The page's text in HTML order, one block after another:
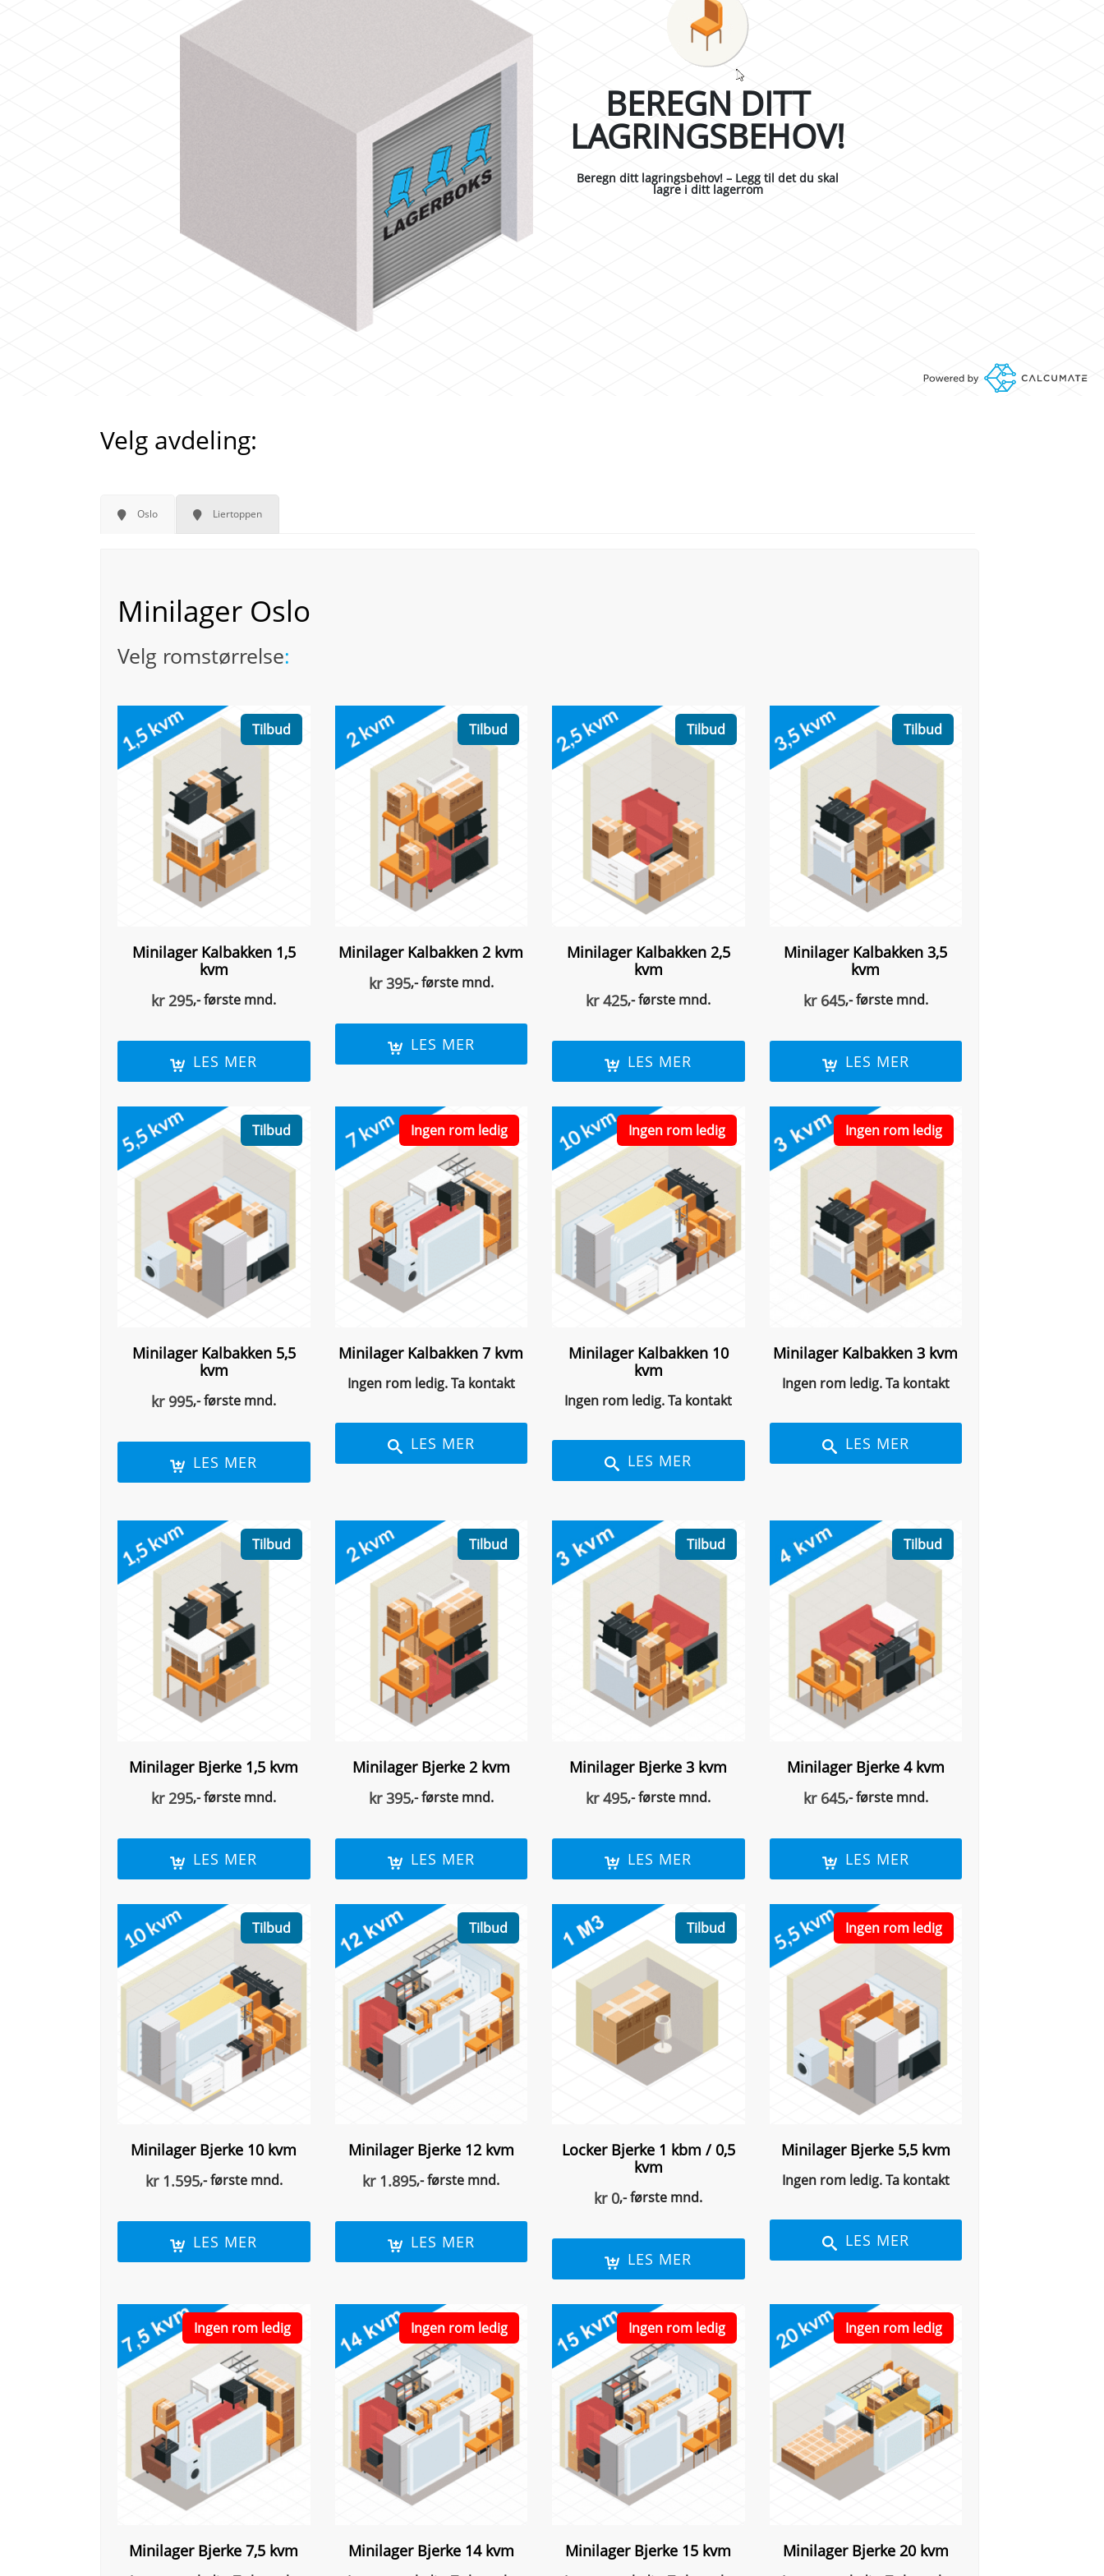
BEREGN DITT
LAGRINGSBEHOV!
Beregn ditt lagringsbehov! – Legg til det du skal
lagre i ditt lagerrom
Velg avdeling:
Oslo Liertoppen
Minilager Oslo
Velg romstørrelse:
Tilbud
Minilager Kalbakken 1,5
kvm
kr295,- første mnd.
LES MER
Tilbud
Minilager Kalbakken 2 kvm
kr395,- første mnd.
LES MER
Tilbud
Minilager Kalbakken 2,5
kvm
kr425,- første mnd.
LES MER
Tilbud
Minilager Kalbakken 3,5
kvm
kr645,- første mnd.
LES MER
Tilbud
Minilager Kalbakken 5,5
kvm
kr995,- første mnd.
LES MER
Ingen rom ledig
Minilager Kalbakken 7 kvm
Ingen rom ledig. Ta kontakt
LES MER
Ingen rom ledig
Minilager Kalbakken 10
kvm
Ingen rom ledig. Ta kontakt
LES MER
Ingen rom ledig
Minilager Kalbakken 3 kvm
Ingen rom ledig. Ta kontakt
LES MER
Tilbud
Minilager Bjerke 1,5 kvm
kr295,- første mnd.
LES MER
Tilbud
Minilager Bjerke 2 kvm
kr395,- første mnd.
LES MER
Tilbud
Minilager Bjerke 3 kvm
kr495,- første mnd.
LES MER
Tilbud
Minilager Bjerke 4 kvm
kr645,- første mnd.
LES MER
Tilbud
Minilager Bjerke 10 kvm
kr1.595,- første mnd.
LES MER
Tilbud
Minilager Bjerke 12 kvm
kr1.895,- første mnd.
LES MER
Tilbud
Locker Bjerke 1 kbm / 0,5
kvm
kr0,- første mnd.
LES MER
Ingen rom ledig
Minilager Bjerke 5,5 kvm
Ingen rom ledig. Ta kontakt
LES MER
Ingen rom ledig
Minilager Bjerke 7,5 kvm
Ingen rom ledig
Minilager Bjerke 14 kvm
Ingen rom ledig
Minilager Bjerke 15 kvm
Ingen rom ledig
Minilager Bjerke 20 kvm